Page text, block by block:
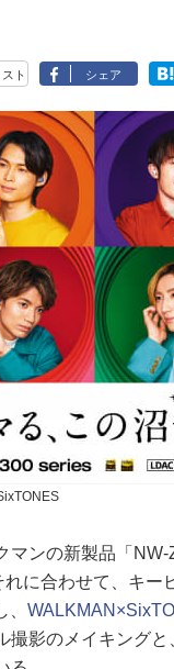
スト シェア
マンの新製品「
に合わせて、キー
撮影のメイキング